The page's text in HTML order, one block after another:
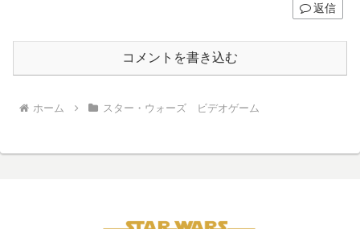
返信
コメントを書き込む
ホーム スター・ウォーズ ビデオゲーム